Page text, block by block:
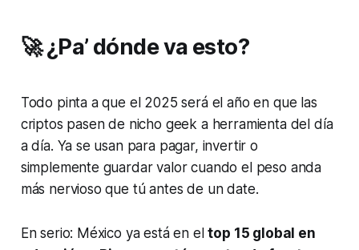
🚀 ¿Pa’ dónde va esto?
Todo pinta a que el 2025 será el año en que las
criptos pasen de nicho geek a herramienta del día
a día. Ya se usan para pagar, invertir o
simplemente guardar valor cuando el peso anda
más nervioso que tú antes de un date.
En serio: México ya está en eltop 15 global en